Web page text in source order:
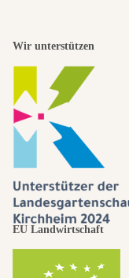
Wir unterstützen
EU Landwirtschaft